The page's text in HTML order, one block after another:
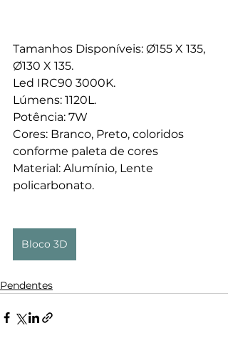
Tamanhos Disponíveis: Ø155 X 135,
Ø130 X 135.
Led IRC90 3000K.
Lúmens: 1120L.
Potência: 7W
Cores: Branco, Preto, coloridos
conforme paleta de cores
Material: Alumínio, Lente
policarbonato.
Bloco 3D
Pendentes